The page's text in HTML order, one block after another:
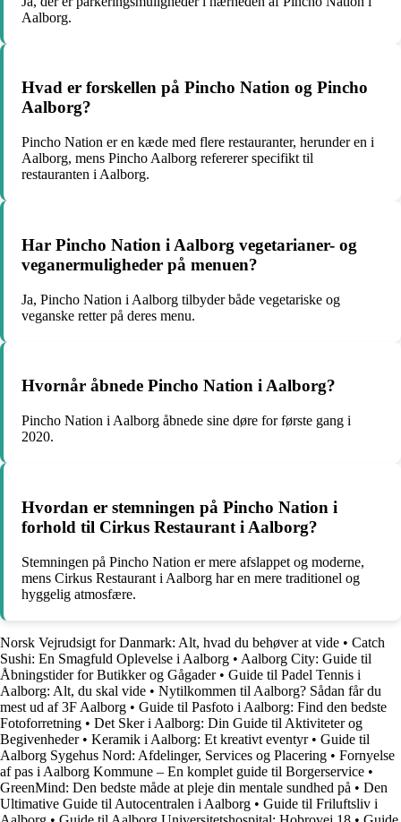
Aalborg.
Hvad er forskellen på Pincho Nation og Pincho
Aalborg?
Pincho Nation er en kæde med flere restauranter, herunder en i
Aalborg, mens Pincho Aalborg refererer specifikt til
restauranten i Aalborg.
Har Pincho Nation i Aalborg vegetarianer- og
veganermuligheder på menuen?
Ja, Pincho Nation i Aalborg tilbyder både vegetariske og
veganske retter på deres menu.
Hvornår åbnede Pincho Nation i Aalborg?
Pincho Nation i Aalborg åbnede sine døre for første gang i
2020.
Hvordan er stemningen på Pincho Nation i
forhold til Cirkus Restaurant i Aalborg?
Stemningen på Pincho Nation er mere afslappet og moderne,
mens Cirkus Restaurant i Aalborg har en mere traditionel og
hyggelig atmosfære.
Norsk Vejrudsigt for Danmark: Alt, hvad du behøver at vide • Catch
Sushi: En Smagfuld Oplevelse i Aalborg • Aalborg City: Guide til
Åbningstider for Butikker og Gågader• Guide til Padel Tennis i
Aalborg: Alt, du skal vide • Nytilkommen til Aalborg? Sådan får du
mest ud af 3F Aalborg • Guide til Pasfoto i Aalborg: Find den bedste
Fotoforretning • Det Sker i Aalborg: Din Guide til Aktiviteter og
Begivenheder• Keramik i Aalborg: Et kreativt eventyr• Guide til
Aalborg Sygehus Nord: Afdelinger, Services og Placering • Fornyelse
af pas i Aalborg Kommune – En komplet guide til Borgerservice •
GreenMind: Den bedste måde at pleje din mentale sundhed på • Den
Ultimative Guide til Autocentralen i Aalborg • Guide til Friluftsliv i